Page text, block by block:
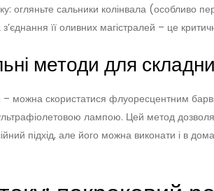
огляньте сальники колінвала (особливо
її оливних магістралей – це
методи для
– можна скористатися флуоресцентним
ультрафіолетовою лампою. Цей метод
підхід, але його можна виконати і в